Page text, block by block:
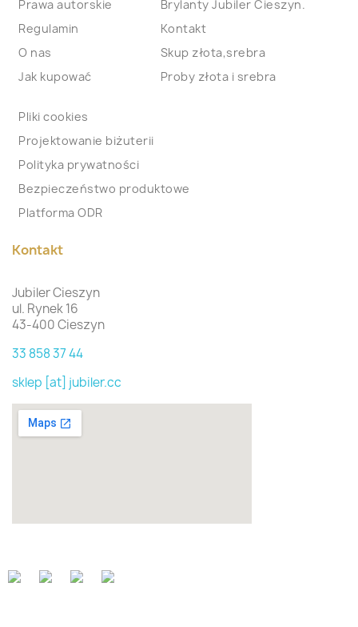
Prawa autorskie
Regulamin
O nas
Jak kupować
Brylanty Jubiler Cieszyn.
Kontakt
Skup złota,srebra
Proby złota i srebra
Pliki cookies
Projektowanie biżuterii
Polityka prywatności
Bezpieczeństwo produktowe
Platforma ODR
Kontakt
Jubiler Cieszyn
ul. Rynek 16
43-400 Cieszyn
33 858 37 44
sklep [at] jubiler.cc